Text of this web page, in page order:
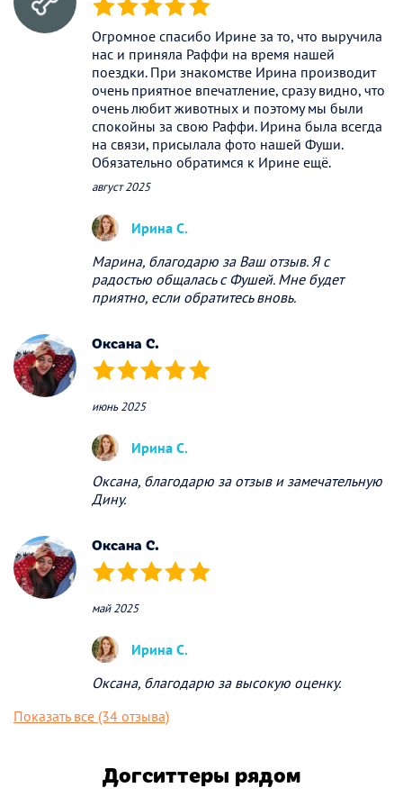
(*) (*) (*) (*) (*)
Огромное спасибо Ирине за то, что выручила
нас и приняла Раффи на время нашей
поездки. При знакомстве Ирина производит
очень приятное впечатление, сразу видно, что
очень любит животных и поэтому мы были
спокойны за свою Раффи. Ирина была всегда
на связи, присылала фото нашей Фуши.
Обязательно обратимся к Ирине ещё.
август 2025
Ирина С.
Марина, благодарю за Ваш отзыв. Я с
радостью общалась с Фушей. Мне будет
приятно, если обратитесь вновь.
Оксана С.
(*) (*) (*) (*) (*)
июнь 2025
Ирина С.
Оксана, благодарю за отзыв и замечательную
Дину.
Оксана С.
(*) (*) (*) (*) (*)
май 2025
Ирина С.
Оксана, благодарю за высокую оценку.
Показать все (34 отзыва)
Догситтеры рядом